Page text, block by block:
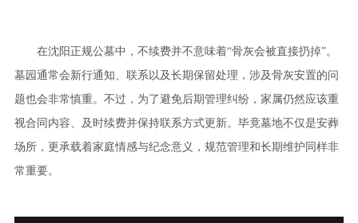
在沈阳正规公墓中，不续费并不意味着“骨灰会被直接扔掉”。
墓园通常会新行通知、联系以及长期保留处理，涉及骨灰安置的问
题也会非常慎重。不过，为了避免后期管理纠纷，家属仍然应该重
视合同内容、及时续费并保持联系方式更新。毕竟墓地不仅是安葬
场所，更承载着家庭情感与纪念意义，规范管理和长期维护同样非
常重要。